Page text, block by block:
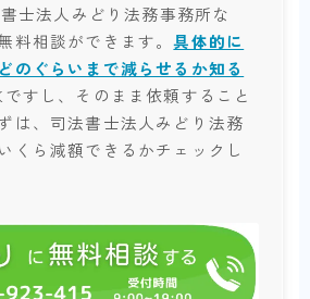
士法人みどり法務事務所な
料相談ができます。具体的に
のぐらいまで減らせるか知る
すし、そのまま依頼すること
は、司法書士法人みどり法務
くら減額できるかチェックし